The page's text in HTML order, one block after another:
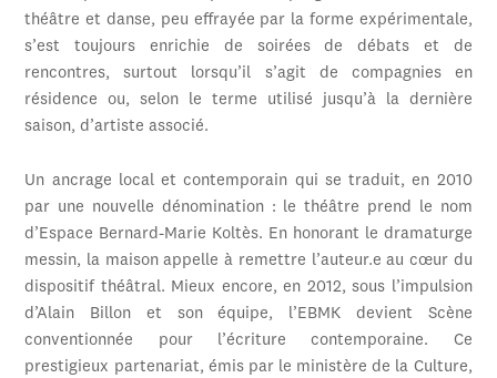
théâtre et danse, peu effrayée par la forme expérimentale,
s’est toujours enrichie de soirées de débats et de
rencontres, surtout lorsqu’il s’agit de compagnies en
résidence ou, selon le terme utilisé jusqu’à la dernière
saison, d’artiste associé.
Un ancrage local et contemporain qui se traduit, en 2010
par une nouvelle dénomination : le théâtre prend le nom
d’Espace Bernard-Marie Koltès. En honorant le dramaturge
messin, la maison appelle à remettre l’auteur.e au cœur du
dispositif théâtral. Mieux encore, en 2012, sous l’impulsion
d’Alain Billon et son équipe, l’EBMK devient Scène
conventionnée pour l’écriture contemporaine. Ce
prestigieux partenariat, émis par le ministère de la Culture,